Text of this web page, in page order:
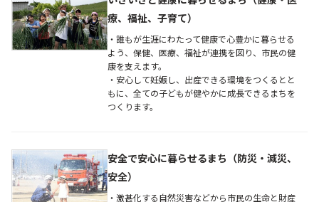
療、福祉、子育て）
・誰もが生涯にわたって健康で心豊かに暮らせる
よう、保健、医療、福祉が連携を図り、市民の健
康を支えます。
・安心して妊娠し、出産できる環境をつくるとと
もに、全ての子どもが健やかに成長できるまちを
つくります。
安全で安心に暮らせるまち（防災・減災、
安全）
・激甚化する自然災害などから市民の生命と財産